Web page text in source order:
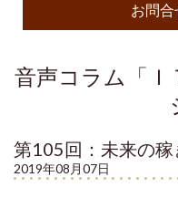
お問
音声コラム「Ｉ
第105回：未来の稼
2019年08月07日